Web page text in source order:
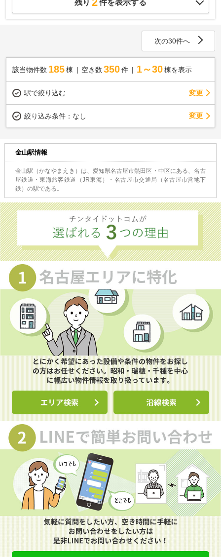
残り 件を表示する
次の30件へ
該当物件数 185棟 空き数 350 件 1～30 棟を表示
駅で絞り込む 変更
絞り込み条件： なし 変更
金山駅情報
金山駅（かなやまえき）は、愛知県名古屋市熱田区・中区にある、名古
屋鉄道・東海旅客鉄道（JR東海）・名古屋市交通局（名古屋市営地下
鉄）の駅である。